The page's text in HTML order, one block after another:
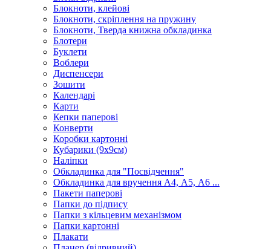
Блокноти, клейові
Блокноти, скріплення на пружину
Блокноти, Тверда книжна обкладинка
Блотери
Буклети
Воблери
Диспенсери
Зошити
Календарі
Карти
Кепки паперові
Конверти
Коробки картонні
Кубарики (9х9см)
Наліпки
Обкладинка для "Посвідчення"
Обкладинка для вручення А4, А5, А6 ...
Пакети паперові
Папки до підпису
Папки з кільцевим механізмом
Папки картонні
Плакати